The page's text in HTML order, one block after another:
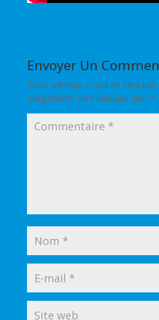
Envoyer Un
Votre adresse e-mail ne sera pas
obligatoires sont indiqués avec *